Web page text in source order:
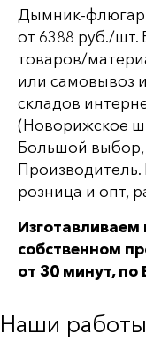
Дымник-
от 6388 руб./шт.
товаров/
или самовывоз
складов
(Новорижское
Большой выбор,
Производитель.
розница и опт,
Изготавливаем
собственном
от 30 минут,
Наши работы